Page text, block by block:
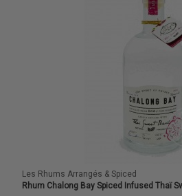
Les Rhums Arrangés & Spiced
Rhum Chalong Bay Spiced Infused Thaï